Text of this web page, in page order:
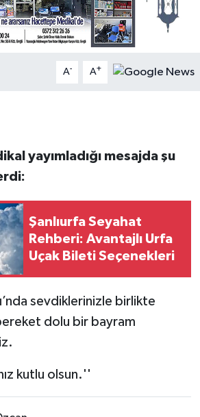
A- A+
yayımladığı mesajda şu
Şanlıurfa Seyahat
Rehberi: Avantajlı Urfa
Uçak Bileti Seçenekleri
sevdiklerinizle birlikte
dolu bir bayram
kutlu olsun.''